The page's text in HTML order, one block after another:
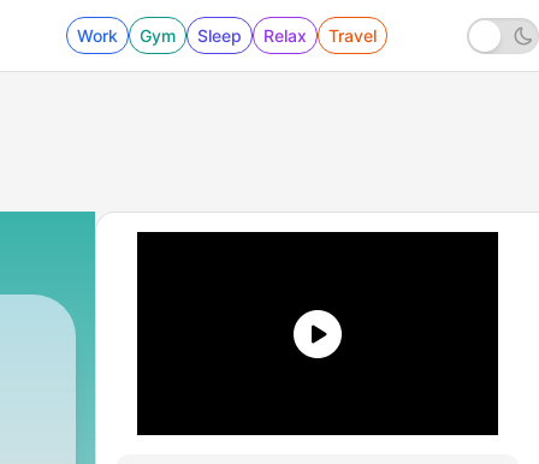
Work Gym Sleep Relax Travel